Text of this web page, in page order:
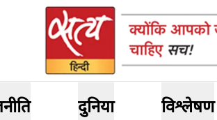
दुनिया विश्लेषण